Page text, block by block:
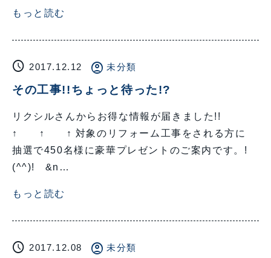
もっと読む
schedule 2017.12.12 account_circle 未分類
その工事!!ちょっと待った!?
リクシルさんからお得な情報が届きました!!
↑ ↑ ↑ 対象のリフォーム工事をされる方に
抽選で450名様に豪華プレゼントのご案内です。!
(^^)! &n…
もっと読む
schedule 2017.12.08 account_circle 未分類